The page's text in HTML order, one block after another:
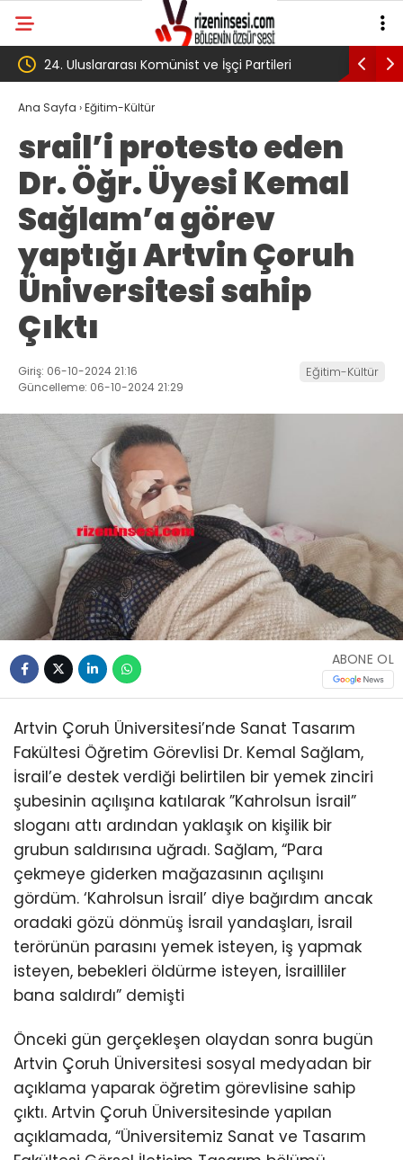
‘Çerçeve yasa’ kanun teklifi Adalet
Komisyonu’ndan geçti
Ana Sayfa ›Eğitim-Kültür
srail’i protesto eden
Dr. Öğr. Üyesi Kemal
Sağlam’a görev
yaptığı Artvin Çoruh
Üniversitesi sahip
Çıktı
Giriş: 06-10-2024 21:16
Güncelleme: 06-10-2024 21:29
Eğitim-Kültür
ABONE OL
Artvin Çoruh Üniversitesi’nde Sanat Tasarım
Fakültesi Öğretim Görevlisi Dr. Kemal Sağlam,
İsrail’e destek verdiği belirtilen bir yemek zinciri
şubesinin açılışına katılarak ”Kahrolsun İsrail”
sloganı attı ardından yaklaşık on kişilik bir
grubun saldırısına uğradı. Sağlam, “Para
çekmeye giderken mağazasının açılışını
gördüm. ‘Kahrolsun İsrail’ diye bağırdım ancak
oradaki gözü dönmüş İsrail yandaşları, İsrail
terörünün parasını yemek isteyen, iş yapmak
isteyen, bebekleri öldürme isteyen, İsrailliler
bana saldırdı” demişti
Önceki gün gerçekleşen olaydan sonra bugün
Artvin Çoruh Üniversitesi sosyal medyadan bir
açıklama yaparak öğretim görevlisine sahip
çıktı. Artvin Çoruh Üniversitesinde yapılan
açıklamada, “Üniversitemiz Sanat ve Tasarım